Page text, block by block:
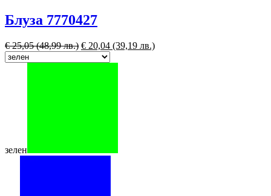
Блуза 7770427
€25,05(48,99 лв.) € 20,04 (39,19 лв.)
зелен